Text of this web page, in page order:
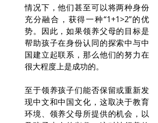
情况下，他们甚至可以将两种身份
充分融合，获得一种“1+1>2”的优
势。因此，如果领养父母的目标是
帮助孩子在身份认同的探索中与中
国建立起联系，那么他们的努力在
很大程度上是成功的。
至于领养孩子们能否保留或重新发
现中文和中国文化，这取决于教育
环境、领养父母所提供的机会，以